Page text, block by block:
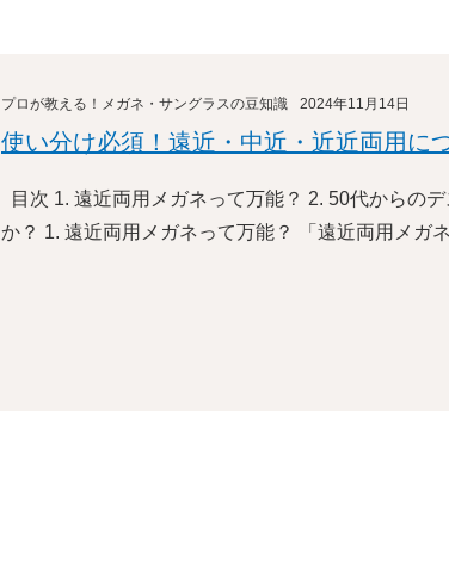
プロが教える！メガネ・サングラスの豆知識 2024年11月14日
使い分け必須！遠近・中近・近近両用に
目次 1. 遠近両用メガネって万能？ 2. 50代からの
か？ 1. 遠近両用メガネって万能？ 「遠近両用メガ